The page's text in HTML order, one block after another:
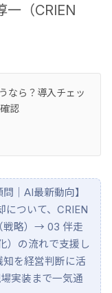
一（CRIEN
なら？導入チェッ
認
｜AI最新動向】
について、CRIEN
戦略）→ 03 伴走
）の流れで支援し
を経営判断に活
実装まで一気通